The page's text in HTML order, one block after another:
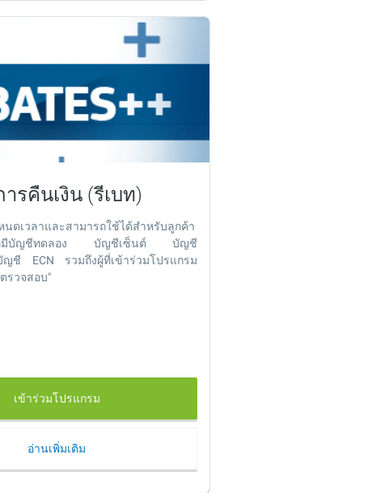
ารคืนเงิน (รีเบท)
นดเวลาและสามารถใช้ได้สำหรับลูกค้า
ที่มีบัญชีทดลอง บัญชีเซ็นต์ บัญชี
ชี ECN รวมถึงผู้ที่เข้าร่วมโปรแกรม
รวจสอบ"
เข้าร่วมโปรแกรม
อ่านเพิ่มเติม